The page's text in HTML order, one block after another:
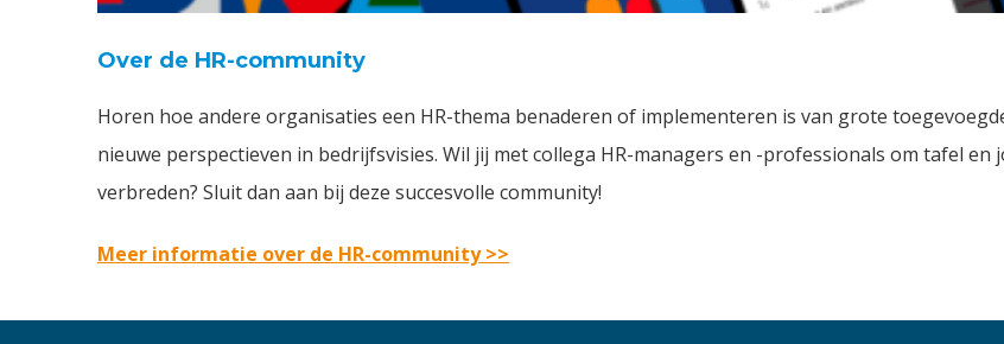
Over de HR-community
Horen hoe andere organisaties een HR-thema benaderen of implementeren is van grote
nieuwe perspectieven in bedrijfsvisies. Wil jij met collega HR-managers en -professionals om tafel en
verbreden? Sluit dan aan bij deze succesvolle community!
Meer informatie over de HR-community >>